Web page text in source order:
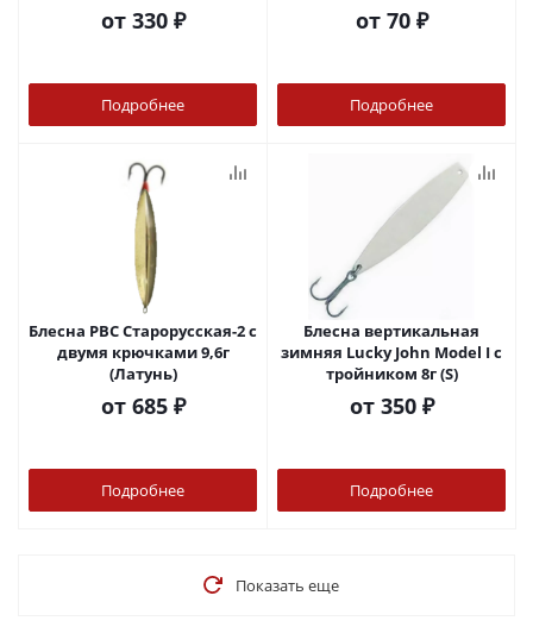
от 330 ₽
Подробнее
от 70 ₽
Подробнее
Блесна РВС Старорусская-2 с
двумя крючками 9,6г
(Латунь)
от 685 ₽
Подробнее
Блесна вертикальная
зимняя Lucky John Model I c
тройником 8г (S)
от 350 ₽
Подробнее
Показать еще